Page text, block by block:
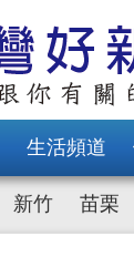
生活頻道
新竹 苗栗